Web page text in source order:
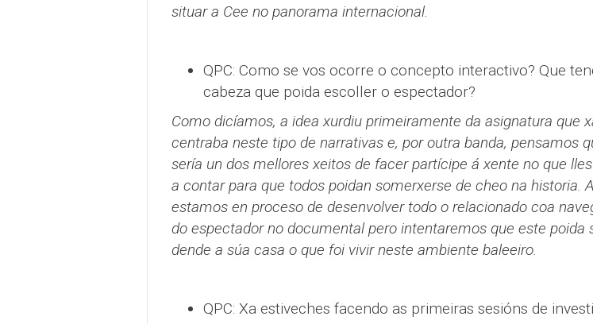
situar a Cee no panorama internacional.
QPC: Como se vos ocorre o concepto interactivo? Que
cabeza que poida escoller o espectador?
Como dicíamos, a idea xurdiu primeiramente da asignatura que
centraba neste tipo de narrativas e, por outra banda, pensamos
sería un dos mellores xeitos de facer partícipe á xente no que
a contar para que todos poidan somerxerse de cheo na historia.
estamos en proceso de desenvolver todo o relacionado coa
do espectador no documental pero intentaremos que este poida
dende a súa casa o que foi vivir neste ambiente baleeiro.
QPC: Xa estiveches facendo as primeiras sesións de